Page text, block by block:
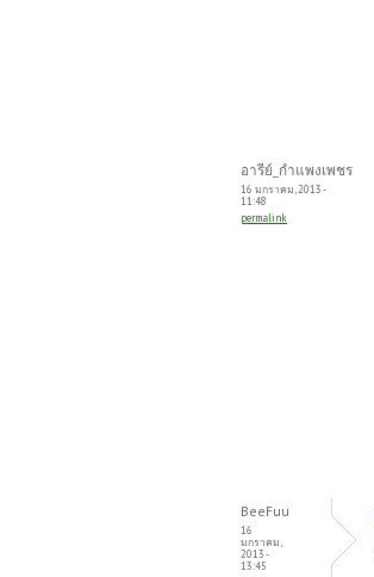
อารีย์_กำแพงเพชร
16 มกราคม, 2013 -
11:48
permalink
BeeFuu
16
มกราคม,
2013 -
13:45